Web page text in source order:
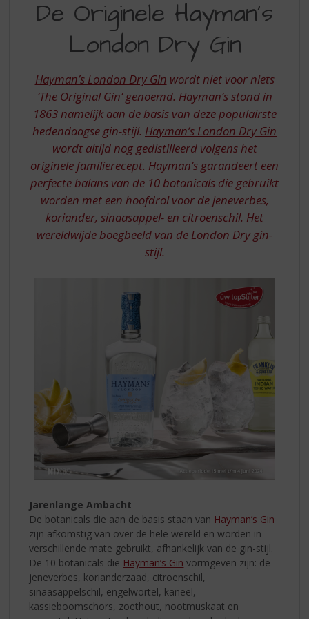
ORIGINELE
HAYMAN’S
DRY
GIN
De Originele Hayman’s
London Dry Gin
Hayman’s London Dry Gin wordt niet voor niets
‘The Original Gin’ genoemd. Hayman’s stond in
1863 namelijk aan de basis van deze populairste
hedendaagse gin-stijl. Hayman’s London Dry Gin
wordt altijd nog gedistilleerd volgens het
originele familierecept. Hayman’s garandeert een
perfecte balans van de 10 botanicals die gebruikt
worden met een hoofdrol voor de jeneverbes,
koriander, sinaasappel- en citroenschil. Het
wereldwijde boegbeeld van de London Dry gin-
stijl.
Jarenlange Ambacht
De botanicals die aan de basis staan van Hayman’s Gin
zijn afkomstig van over de hele wereld en worden in
verschillende mate gebruikt, afhankelijk van de gin-stijl.
De 10 botanicals die Hayman’s Gin vormgeven zijn: de
jeneverbes, korianderzaad, citroenschil,
sinaasappelschil, engelwortel, kaneel,
kassieboomschors, zoethout, nootmuskaat en